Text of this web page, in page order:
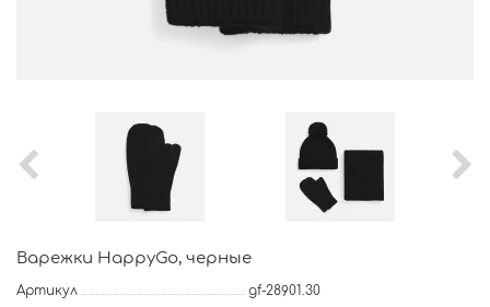
Варежки HappyGo, черные
Артикул
gf-28901.30